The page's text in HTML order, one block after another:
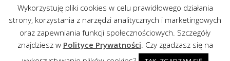
Polityka prywatności
© 2026 Diagnoza Duszy| Kopiowanie zabronione
Wykorzystuję pliki cookies w celu prawidłowego działania
strony, korzystania z narzędzi analitycznych i marketingowych
oraz zapewniania funkcji społecznościowych. Szczegóły
znajdziesz w Polityce Prywatności. Czy zgadzasz się na